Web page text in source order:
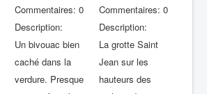
Commentaires: 0
Description:
Un bivouac bien
caché dans la
verdure. Presque
Commentaires: 0
Description:
La grotte Saint
Jean sur les
hauteurs des